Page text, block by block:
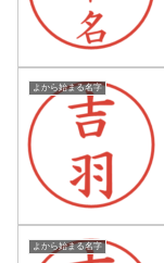
よから始まる名字
よから始まる名字